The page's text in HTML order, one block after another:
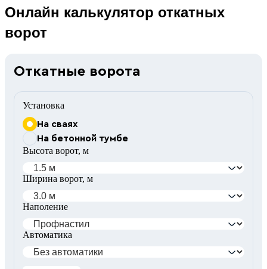
Онлайн калькулятор откатных
ворот
Откатные ворота
Установка
На сваях
На бетонной тумбе
Высота ворот, м
Ширина ворот, м
Наполение
Автоматика